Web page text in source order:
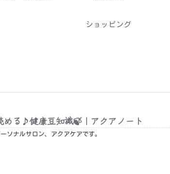
ショッピング
める♪健康豆知識🍃｜アクアノート
ソナルサロン、アクアケアです。